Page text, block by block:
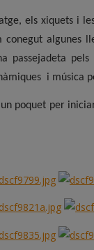
els xiquets i
algunes
passejadeta
i música
poquet per